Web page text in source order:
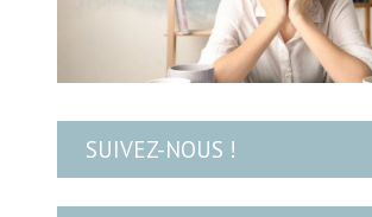
SUIVEZ-NOUS !